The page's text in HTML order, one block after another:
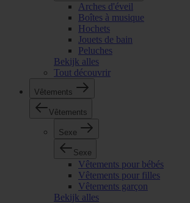
Arches d'éveil
Boîtes à musique
Hochets
Jouets de bain
Peluches
Bekijk alles
Tout découvrir
Vêtements
Vêtements
Sexe
Sexe
Vêtements pour bébés
Vêtements pour filles
Vêtements garçon
Bekijk alles